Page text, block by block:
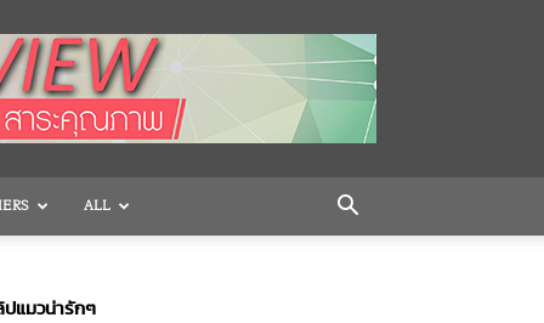
ALL
แมวน่ารักๆ